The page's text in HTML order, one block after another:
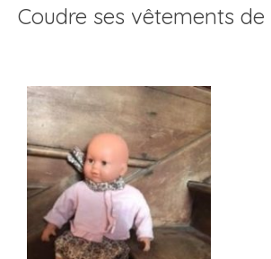
Coudre ses vêtements de